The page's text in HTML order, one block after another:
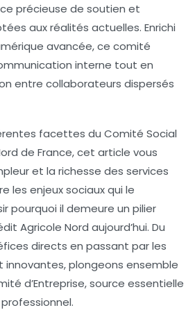
précieuse de soutien et
aux réalités actuelles. Enrichi
avancée, ce comité
interne tout en
entre collaborateurs dispersés
facettes du Comité Social
de France, cet article vous
et la richesse des services
les enjeux sociaux qui le
pourquoi il demeure un pilier
Agricole Nord aujourd’hui. Du
directs en passant par les
plongeons ensemble
d’Entreprise, source essentielle